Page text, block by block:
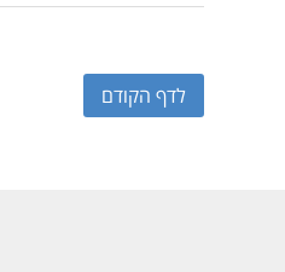
לדף הקודם